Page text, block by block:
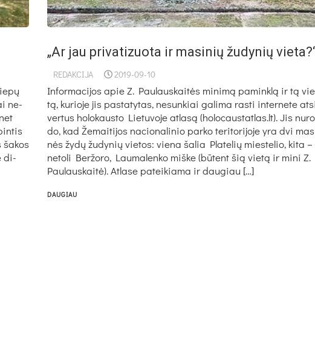
ne­
ša­kos
di­
„Ar jau privatizuota ir masinių žudynių
REDAKCIJA 2019-09-10
In­for­ma­ci­jos apie Z. Pau­laus­kai­tės mi­ni­mą pa­mink­lą ir tą
tą, ku­rio­je jis pa­sta­ty­tas, ne­sun­kiai ga­li­ma ras­ti in­ter­ne­te
ver­tus ho­lo­kaus­to Lie­tu­vo­je at­la­są (ho­lo­caus­tat­las.lt). Jis
do, kad Že­mai­ti­jos na­cio­na­li­nio par­ko te­ri­to­ri­jo­je yra dvi
nės žy­dų žu­dy­nių vie­tos: vie­na ša­lia Pla­te­lių mies­te­lio, ki­ta –
ne­to­li Ber­žo­ro, Lau­ma­len­ko miš­ke (bū­tent šią vie­tą ir mi­ni Z.
Pau­laus­kai­tė). At­la­se pa­tei­kia­ma ir dau­giau […]
DAUGIAU